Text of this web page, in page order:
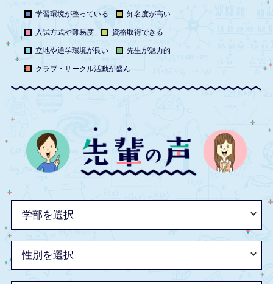
学習環境が整っている 知名度が高い
入試方式や難易度 資格取得できる
立地や通学環境が良い 先生が魅力的
クラブ・サークル活動が盛ん